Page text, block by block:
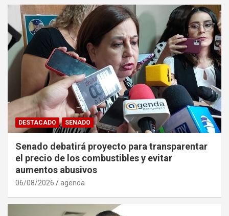
DESTACADO SENADO
Senado debatirá proyecto para transparentar
el precio de los combustibles y evitar
aumentos abusivos
06/08/2026 agenda